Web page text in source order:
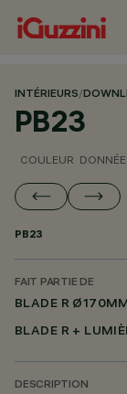
INTÉRIEURS/
PB23
COULEUR
PB23
FAIT PARTIE DE
BLADE R
BLADE R +
DESCRIPTION